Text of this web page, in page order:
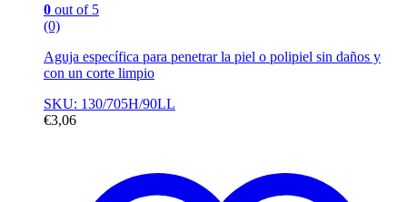
0 out of 5
(0)
Aguja específica para penetrar la piel o polipiel sin daños y
con un corte limpio
SKU: 130/705H/90LL
€3,06